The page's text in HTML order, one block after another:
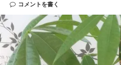
コメントを書く